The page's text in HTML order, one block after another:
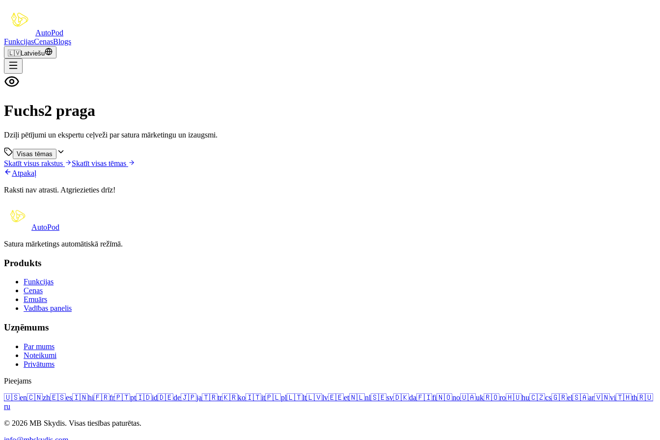
AutoPod
FunkcijasCenasBlogs
🇱🇻Latviešu
Fuchs2 praga
Dziļi pētījumi un ekspertu ceļveži par satura mārketingu un izaugsmi.
Visas tēmas
Skatīt visus rakstus
Skatīt visas tēmas
Atpakaļ
Raksti nav atrasti. Atgriezieties drīz!
AutoPod
Satura mārketings automātiskā režīmā.
Produkts
Funkcijas
Cenas
Emuārs
Vadības panelis
Uzņēmums
Par mums
Noteikumi
Privātums
Pieejams
🇺🇸en🇨🇳zh🇪🇸es🇮🇳hi🇫🇷fr🇵🇹pt🇮🇩id🇩🇪de🇯🇵ja🇹🇷tr🇰🇷ko🇮🇹it🇵🇱pl🇱🇹lt🇱🇻lv🇪🇪et🇳🇱nl🇸🇪sv🇩🇰da🇫🇮fi🇳🇴no🇺🇦uk🇷🇴ro🇭🇺hu🇨🇿cs🇬🇷el🇸🇦ar🇻🇳vi🇹🇭th🇷🇺
ru
© 2026 MB Skydis. Visas tiesības paturētas.